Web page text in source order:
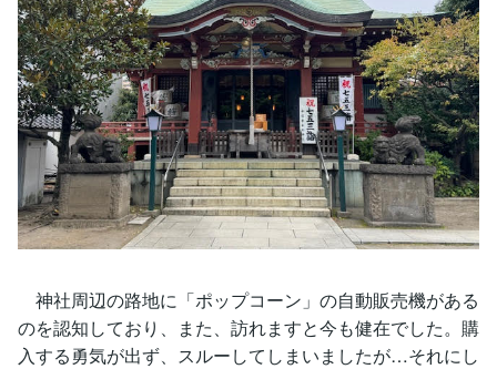
神社周辺の路地に「ポップコーン」の自動販売機がある
のを認知しており、また、訪れますと今も健在でした。購
入する勇気が出ず、スルーしてしまいましたが…それにし